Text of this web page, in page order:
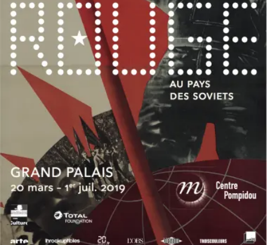
SERVICES
CRÉER SON CATALOGUE RAISONNÉ
ABONNEMENTS DÉDIÉS AUX GALERISTES
CRÉER SON SITE ARTISTE
CRÉER SON CATALOGUE D'EXPO
PUBLIER SES EXPOSITIONS
DEVENIR CONTRIBUTEUR
À PROPOS
L'ÉQUIPE OAM